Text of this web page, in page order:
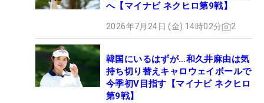
へ【マイナビ ネクヒロ第9戦】
2026年7月24日 (金) 14時02分 2
韓国にいるはずが…和久井麻由は気
持ち切り替えキャロウェイボールで
今季初V目指す【マイナビ ネクヒロ
第9戦】